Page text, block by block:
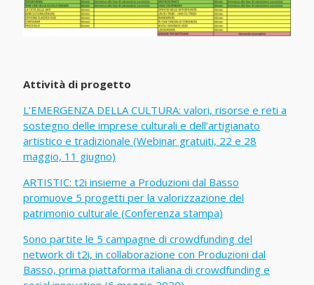
Attività di progetto
L’EMERGENZA DELLA CULTURA: valori, risorse e reti a
sostegno delle imprese culturali e dell’artigianato
artistico e tradizionale (Webinar gratuiti, 22 e 28
maggio, 11 giugno)
ARTISTIC: t2i insieme a Produzioni dal Basso
promuove 5 progetti per la valorizzazione del
patrimonio culturale (Conferenza stampa)
Sono partite le 5 campagne di crowdfunding del
network di t2i, in collaborazione con Produzioni dal
Basso, prima piattaforma italiana di crowdfunding e